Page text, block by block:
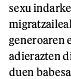
sexu
generoaren
adierazten
duen